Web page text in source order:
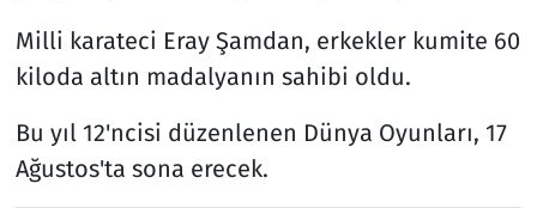
Milli karateci Eray Şamdan, erkekler kumite 60
kiloda altın madalyanın sahibi oldu.
Bu yıl 12'ncisi düzenlenen Dünya Oyunları, 17
Ağustos'ta sona erecek.
Televizyon